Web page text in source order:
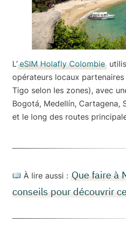
L’ eSIM Holafly Colombie
opérateurs locaux
Tigo selon les zones), avec
Bogotá, Medellín, Cartagena,
et le long des routes
À lire aussi : Que faire à
conseils pour découvrir